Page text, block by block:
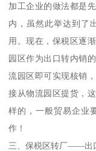
加工企业的做法都是
内，虽然此举达到了
用。现在，保税区逐
园区作为出口转内销
流园区即可实现核销
接从物流园区提货，
样的，一般贸易企业
作！
三、保税区转厂——出